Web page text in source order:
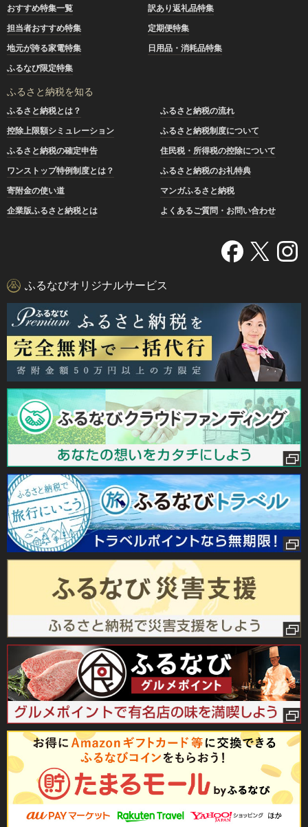
おすすめ特集一覧
訳あり返礼品特集
担当者おすすめ特集
定期便特集
地元が誇る家電特集
日用品・消耗品特集
ふるなび限定特集
ふるさと納税を知る
ふるさと納税とは？
ふるさと納税の流れ
控除上限額シミュレーション
ふるさと納税制度について
ふるさと納税の確定申告
住民税・所得税の控除について
ワンストップ特例制度とは？
ふるさと納税のお礼特典
寄附金の使い道
マンガふるさと納税
企業版ふるさと納税とは
よくあるご質問・お問い合わせ
ふるなびオリジナルサービス